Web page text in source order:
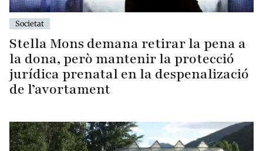
Societat
Stella Mons demana retirar la pena a
la dona, però mantenir la protecció
jurídica prenatal en la despenalizació
de l’avortament